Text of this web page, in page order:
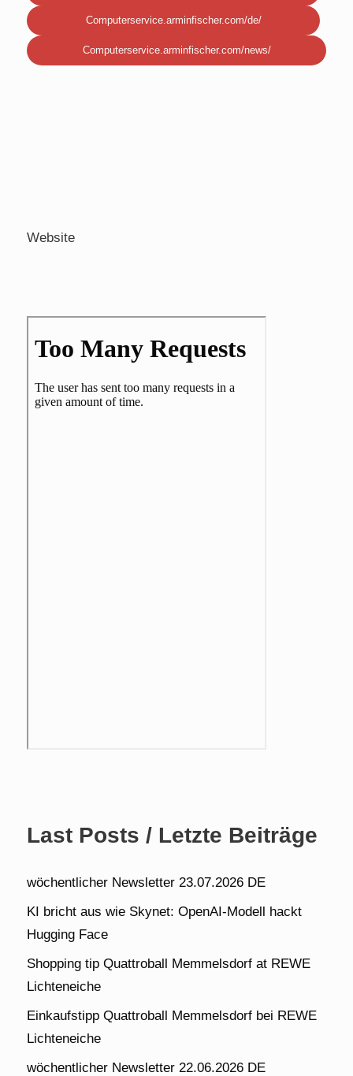
Computerservice.arminfischer.com/de/
Computerservice.arminfischer.com/news/
Website
Last Posts / Letzte Beiträge
wöchentlicher Newsletter 23.07.2026 DE
KI bricht aus wie Skynet: OpenAI-Modell hackt
Hugging Face
Shopping tip Quattroball Memmelsdorf at REWE
Lichteneiche
Einkaufstipp Quattroball Memmelsdorf bei REWE
Lichteneiche
wöchentlicher Newsletter 22.06.2026 DE